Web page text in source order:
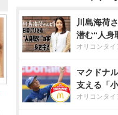
川島海荷
潜む“人身
オリコンタイ
マクドナ
支える「
オリコンタイ